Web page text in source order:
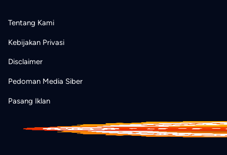
Tentang Kami
Kebijakan Privasi
Disclaimer
Pedoman Media Siber
Pasang Iklan